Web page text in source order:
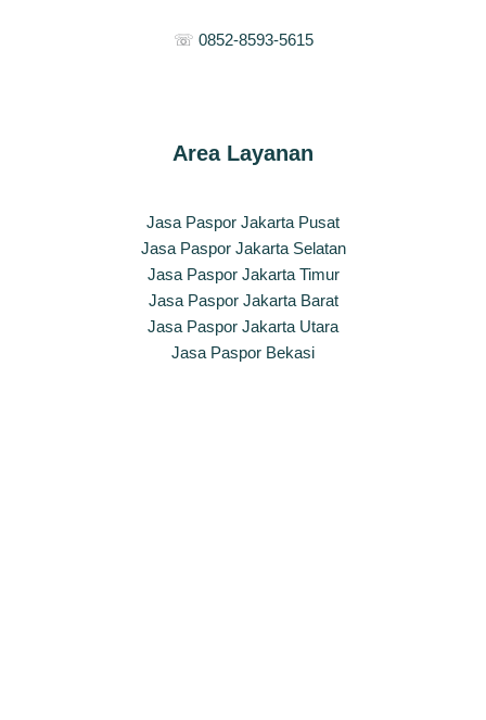
☏ 0852-8593-5615
Area Layanan
Jasa Paspor Jakarta Pusat
Jasa Paspor Jakarta Selatan
Jasa Paspor Jakarta Timur
Jasa Paspor Jakarta Barat
Jasa Paspor Jakarta Utara
Jasa Paspor Bekasi